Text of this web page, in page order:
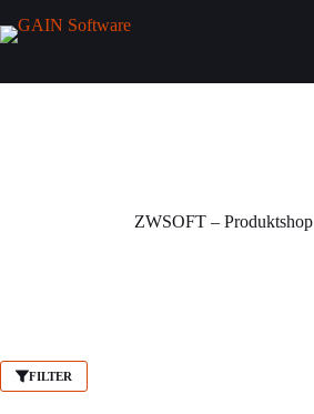
ZWSOFT – Produktshop
FILTER